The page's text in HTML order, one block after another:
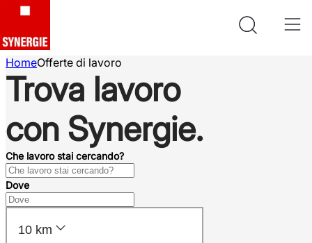
HomeOfferte di lavoro
Trova lavoro
con Synergie.
Che lavoro stai cercando?
Dove
10 km